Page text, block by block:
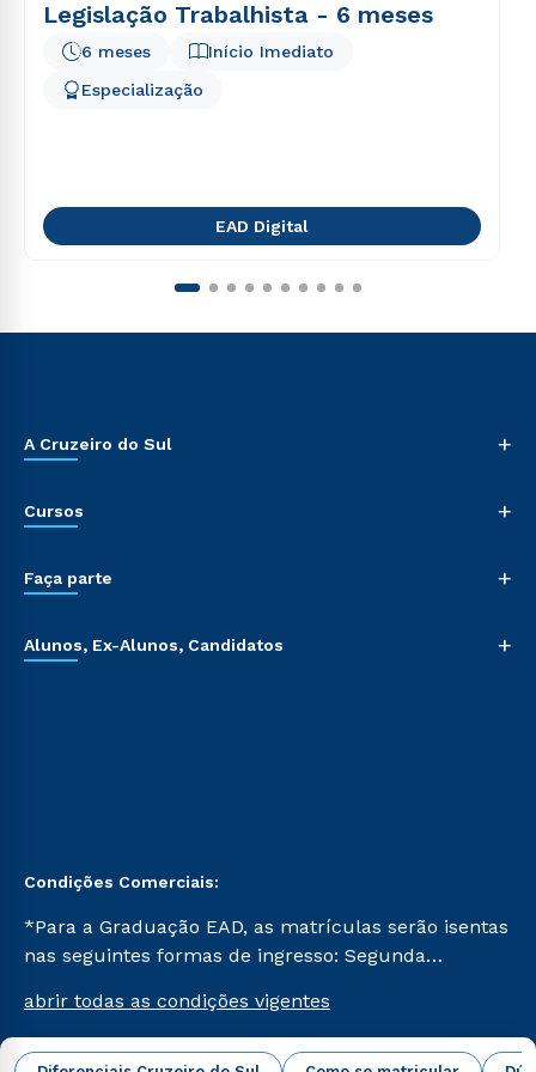
Legislação Trabalhista - 6 meses
Início Imediato
6 meses
Especialização
EAD Digital
A Cruzeiro do Sul +
Cursos +
Faça parte +
Alunos, Ex-Alunos, Candidatos +
Condições Comerciais:
*Para a Graduação EAD, as matrículas serão isentas
nas seguintes formas de ingresso: Segunda
Já para as demais, a taxa de matrícula será de R$
49. *Para a Pós-graduação EAD, as ofertas
abrir todas as condições vigentes